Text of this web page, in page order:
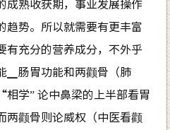
成熟收获期，事业发展操作
趋势。所以就需要有更丰富
有充分的营养成分，不外乎
▁肠胃功能和两颧骨（肺
学” 论中鼻梁的上半部看胃
两颧骨则论威权（中医看颧